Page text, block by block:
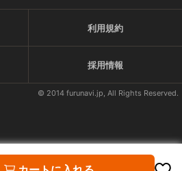
利用規約
採用情報
© 2014 furunavi.jp, All Rights Reserved.